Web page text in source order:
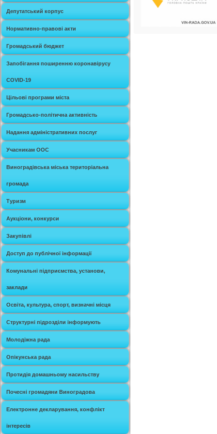
Депутатський корпус
Нормативно-правові акти
Громадський бюджет
Запобігання поширенню коронавірусу
COVID-19
Цільові програми міста
Громадсько-політична активність
Надання адміністративних послуг
Учасникам ООС
Виноградівська міська територіальна
громада
Туризм
Аукціони, конкурси
Закупівлі
Доступ до публічної інформації
Комунальні підприємства, установи,
заклади
Освіта, культура, спорт, визначні місця
Структурні підрозділи інформують
Молодіжна рада
Опікунська рада
Протидія домашньому насильству
Почесні громадяни Виноградова
Електронне декларування, конфлікт
інтересів